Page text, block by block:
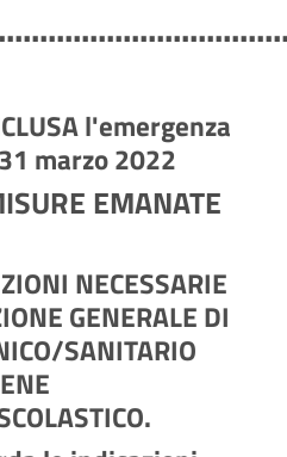
l'emergenza
marzo 2022
EMANATE
NECESSARIE
GENERALE DI
SANITARIO